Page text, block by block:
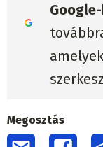
Megosztás